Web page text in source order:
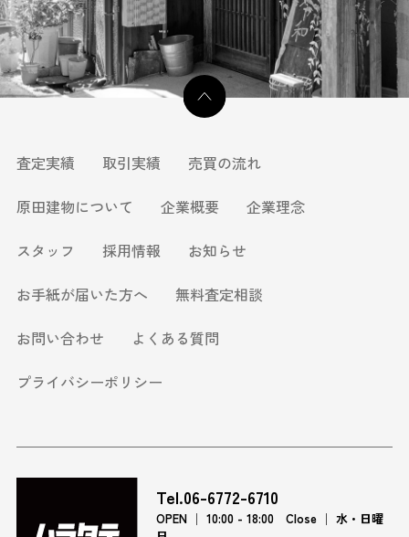
Tel.06-6772-6710
OPEN │ 10:00 - 18:00 Close │ 水・日曜
査定実績 取引実績
売買の流れ
原田建物について
企業概要
企業理念
スタッフ
採用情報
お知らせ
お手紙が届いた方へ
無料査定相談
お問い合わせ
よくある質問
プライバシーポリシー